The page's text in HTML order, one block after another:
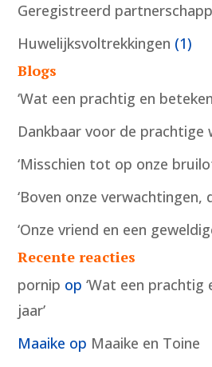
Geregistreerd
Huwelijksvoltrekkingen (1)
Blogs
‘Wat een prachtig en
Dankbaar voor de prachtige
‘Misschien tot op onze
‘Boven onze verwachtingen,
‘Onze vriend en een
Recente reacties
pornip op‘Wat een prachtig
jaar’
Maaike op Maaike en Toine